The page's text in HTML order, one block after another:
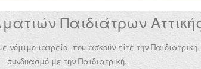
Παιδιάτρων
ιατρείο, που ασκούν είτε την
συνδυασμό με την Παιδιατρική.